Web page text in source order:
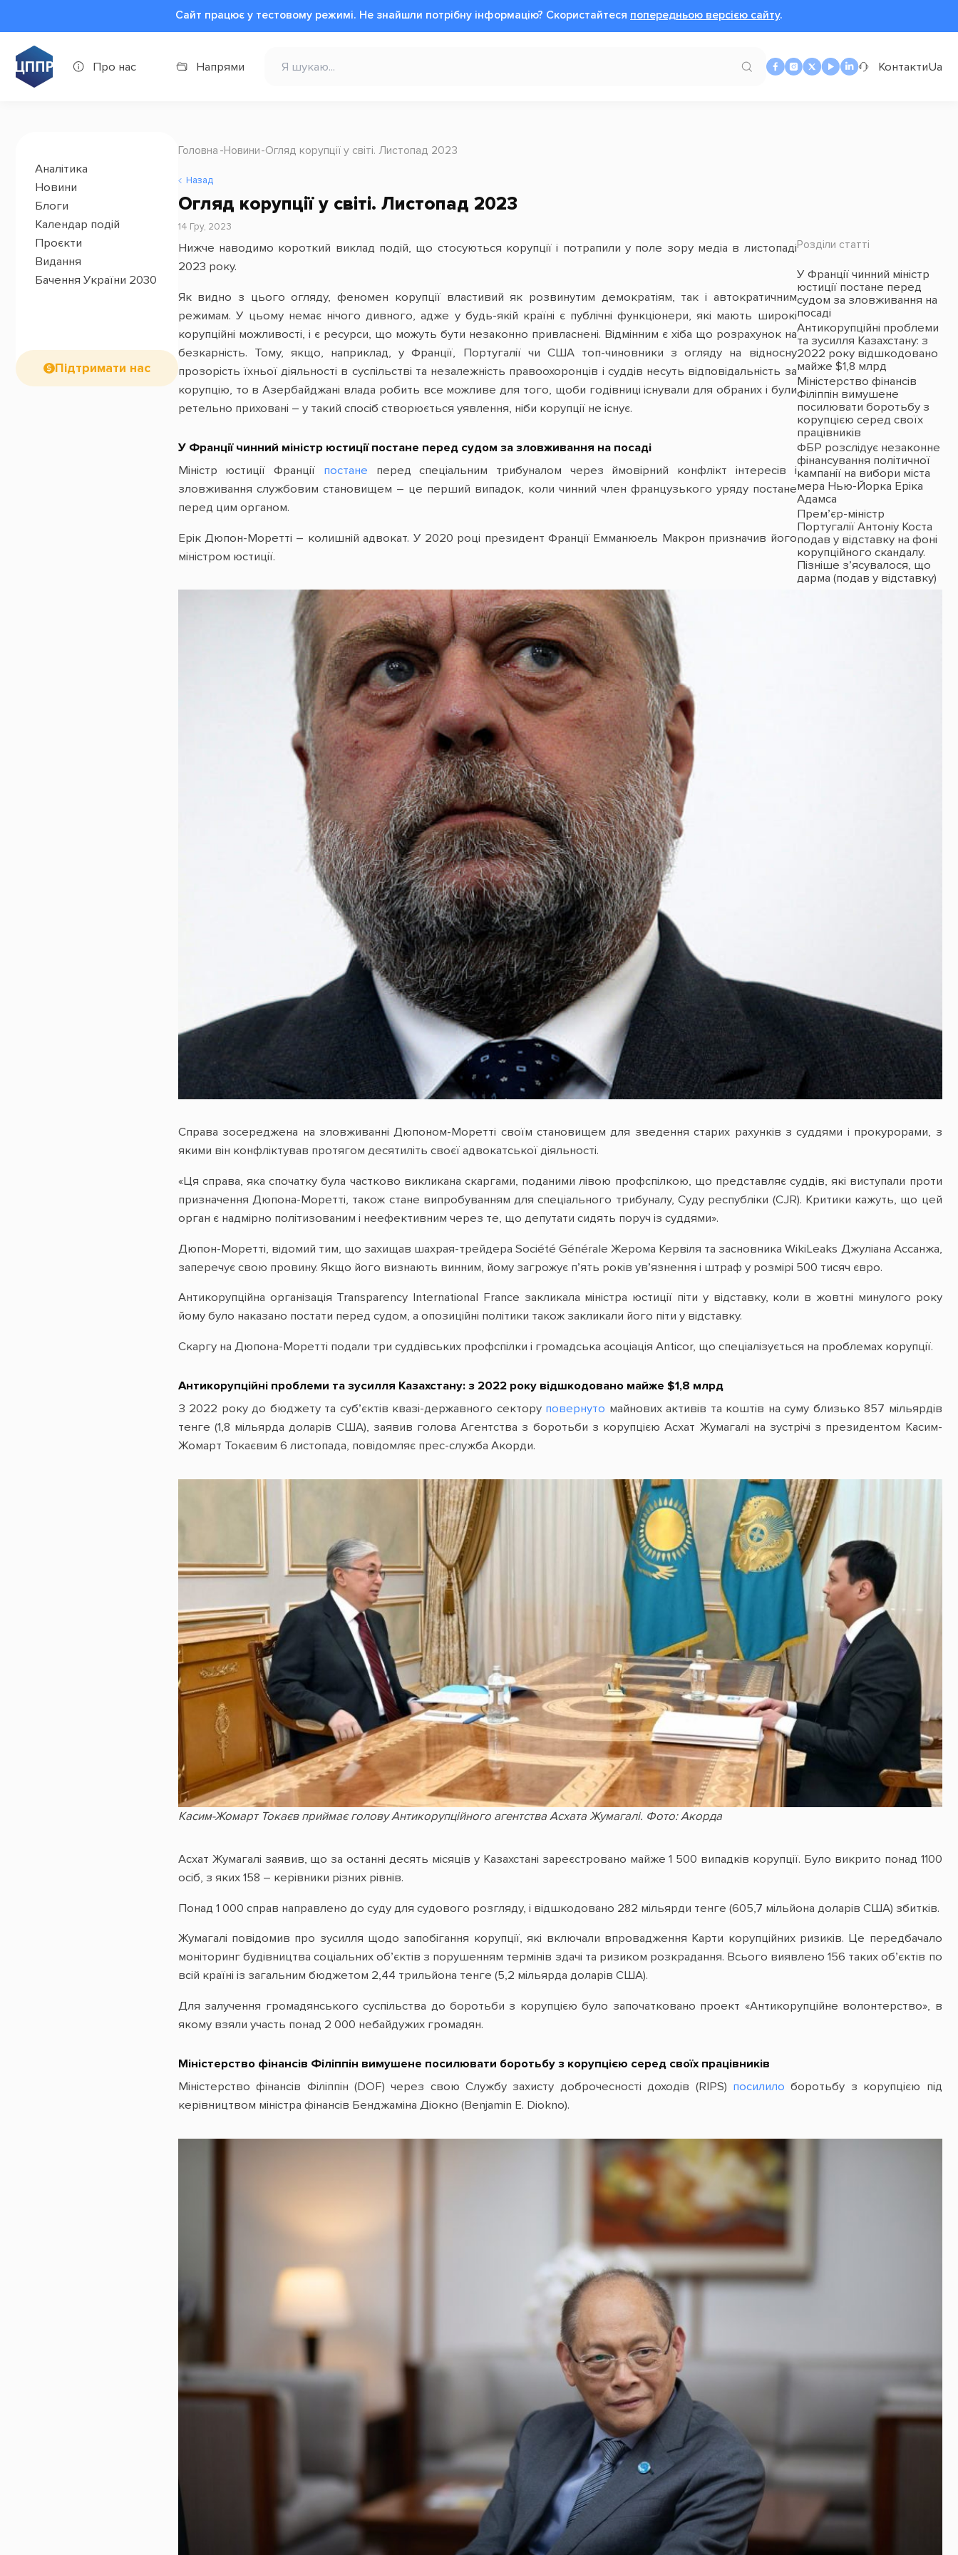
Сайт працює у тестовому режимі. Не знайшли потрібну інформацію? Cкористайтеся попередньою версією сайту.
Про нас Напрями КонтактиUa
Аналітика
Новини
Блоги
Календар подій
Проєкти
Видання
Бачення України 2030
Підтримати нас
Головна Новини Огляд корупції у світі. Листопад 2023
Назад
Огляд корупції у світі. Листопад 2023
14 Гру, 2023
Розділи статті
У Франції чинний міністр
юстиції постане перед
судом за зловживання на
посаді
Антикорупційні проблеми
та зусилля Казахстану: з
2022 року відшкодовано
майже $1,8 млрд
Міністерство фінансів
Філіппін вимушене
посилювати боротьбу з
корупцією серед своїх
працівників
ФБР розслідує незаконне
фінансування політичної
кампанії на вибори міста
мера Нью-Йорка Еріка
Адамса
Прем’єр-міністр
Португалії Антоніу Коста
подав у відставку на фоні
корупційного скандалу.
Пізніше з’ясувалося, що
дарма (подав у відставку)
Нижче наводимо короткий виклад подій, що стосуються корупції і потрапили у поле зору медіа в листопаді
2023 року.
Як видно з цього огляду, феномен корупції властивий як розвинутим демократіям, так і автократичним
режимам. У цьому немає нічого дивного, адже у будь-якій країні є публічні функціонери, які мають широкі
корупційні можливості, і є ресурси, що можуть бути незаконно привласнені. Відмінним є хіба що розрахунок на
безкарність. Тому, якщо, наприклад, у Франції, Португалії чи США топ-чиновники з огляду на відносну
прозорість їхньої діяльності в суспільстві та незалежність правоохоронців і суддів несуть відповідальність за
корупцію, то в Азербайджані влада робить все можливе для того, щоби годівниці існували для обраних і були
ретельно приховані – у такий спосіб створюється уявлення, ніби корупції не існує.
У Франції чинний міністр юстиції постане перед судом за зловживання на посаді
Міністр юстиції Франції постане перед спеціальним трибуналом через ймовірний конфлікт інтересів і
зловживання службовим становищем – це перший випадок, коли чинний член французького уряду постане
перед цим органом.
Ерік Дюпон-Моретті – колишній адвокат. У 2020 році президент Франції Емманюель Макрон призначив його
міністром юстиції.
Справа зосереджена на зловживанні Дюпоном-Моретті своїм становищем для зведення старих рахунків з суддями і прокурорами, з
якими він конфліктував протягом десятиліть своєї адвокатської діяльності.
«Ця справа, яка спочатку була частково викликана скаргами, поданими лівою профспілкою, що представляє суддів, які виступали проти
призначення Дюпона-Моретті, також стане випробуванням для спеціального трибуналу, Суду республіки (CJR). Критики кажуть, що цей
орган є надмірно політизованим і неефективним через те, що депутати сидять поруч із суддями».
Дюпон-Моретті, відомий тим, що захищав шахрая-трейдера Société Générale Жерома Кервіля та засновника WikiLeaks Джуліана Ассанжа,
заперечує свою провину. Якщо його визнають винним, йому загрожує п’ять років ув’язнення і штраф у розмірі 500 тисяч євро.
Антикорупційна організація Transparency International France закликала міністра юстиції піти у відставку, коли в жовтні минулого року
йому було наказано постати перед судом, а опозиційні політики також закликали його піти у відставку.
Скаргу на Дюпона-Моретті подали три суддівських профспілки і громадська асоціація Anticor, що спеціалізується на проблемах корупції.
Антикорупційні проблеми та зусилля Казахстану: з 2022 року відшкодовано майже $1,8 млрд
З 2022 року до бюджету та суб’єктів квазі-державного сектору повернуто майнових активів та коштів на суму близько 857 мільярдів
тенге (1,8 мільярда доларів США), заявив голова Агентства з боротьби з корупцією Асхат Жумагалі на зустрічі з президентом Касим-
Жомарт Токаєвим 6 листопада, повідомляє прес-служба Акорди.
Касим-Жомарт Токаєв приймає голову Антикорупційного агентства Асхата Жумагалі. Фото: Акорда
Асхат Жумагалі заявив, що за останні десять місяців у Казахстані зареєстровано майже 1 500 випадків корупції. Було викрито понад 1100
осіб, з яких 158 – керівники різних рівнів.
Понад 1 000 справ направлено до суду для судового розгляду, і відшкодовано 282 мільярди тенге (605,7 мільйона доларів США) збитків.
Жумагалі повідомив про зусилля щодо запобігання корупції, які включали впровадження Карти корупційних ризиків. Це передбачало
моніторинг будівництва соціальних об’єктів з порушенням термінів здачі та ризиком розкрадання. Всього виявлено 156 таких об’єктів по
всій країні із загальним бюджетом 2,44 трильйона тенге (5,2 мільярда доларів США).
Для залучення громадянського суспільства до боротьби з корупцією було започатковано проект «Антикорупційне волонтерство», в
якому взяли участь понад 2 000 небайдужих громадян.
Міністерство фінансів Філіппін вимушене посилювати боротьбу з корупцією серед своїх працівників
Міністерство фінансів Філіппін (DOF) через свою Службу захисту доброчесності доходів (RIPS) посилило боротьбу з корупцією під
керівництвом міністра фінансів Бенджаміна Діокно (Benjamin E. Diokno).